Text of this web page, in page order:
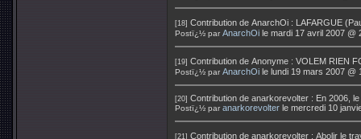
[18] Contribution de AnarchOi : LAFARGUE
Postï¿½ par AnarchOi le mardi 17 avril 2007 @
[19] Contribution de Anonyme : VOLEM RIEN
Postï¿½ par AnarchOi le lundi 19 mars 2007 @
[20] Contribution de anarkorevolter : En 2006,
Postï¿½ par anarkorevolter le mercredi 10
[21] Contribution de anarkorevolter : Abolir le